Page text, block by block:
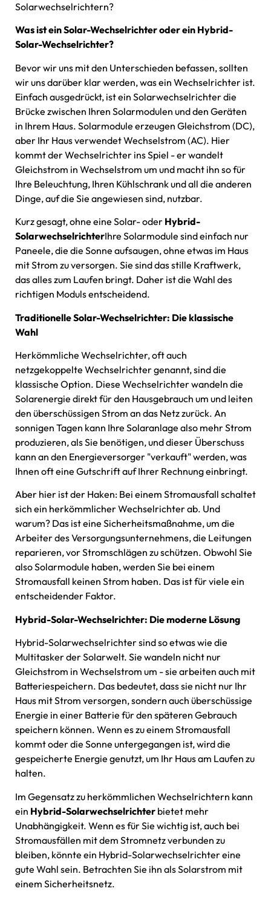
Solarwechselrichtern?
Was ist ein Solar-Wechselrichter oder ein Hybrid-
Solar-Wechselrichter?
Bevor wir uns mit den Unterschieden befassen, sollten
wir uns darüber klar werden, was ein Wechselrichter ist.
Einfach ausgedrückt, ist ein Solarwechselrichter die
Brücke zwischen Ihren Solarmodulen und den Geräten
in Ihrem Haus. Solarmodule erzeugen Gleichstrom (DC),
aber Ihr Haus verwendet Wechselstrom (AC). Hier
kommt der Wechselrichter ins Spiel - er wandelt
Gleichstrom in Wechselstrom um und macht ihn so für
Ihre Beleuchtung, Ihren Kühlschrank und all die anderen
Dinge, auf die Sie angewiesen sind, nutzbar.
Kurz gesagt, ohne eine Solar- oder Hybrid-
SolarwechselrichterIhre Solarmodule sind einfach nur
Paneele, die die Sonne aufsaugen, ohne etwas im Haus
mit Strom zu versorgen. Sie sind das stille Kraftwerk,
das alles zum Laufen bringt. Daher ist die Wahl des
richtigen Moduls entscheidend.
Traditionelle Solar-Wechselrichter: Die klassische
Wahl
Herkömmliche Wechselrichter, oft auch
netzgekoppelte Wechselrichter genannt, sind die
klassische Option. Diese Wechselrichter wandeln die
Solarenergie direkt für den Hausgebrauch um und leiten
den überschüssigen Strom an das Netz zurück. An
sonnigen Tagen kann Ihre Solaranlage also mehr Strom
produzieren, als Sie benötigen, und dieser Überschuss
kann an den Energieversorger "verkauft" werden, was
Ihnen oft eine Gutschrift auf Ihrer Rechnung einbringt.
Aber hier ist der Haken: Bei einem Stromausfall schaltet
sich ein herkömmlicher Wechselrichter ab. Und
warum? Das ist eine Sicherheitsmaßnahme, um die
Arbeiter des Versorgungsunternehmens, die Leitungen
reparieren, vor Stromschlägen zu schützen. Obwohl Sie
also Solarmodule haben, werden Sie bei einem
Stromausfall keinen Strom haben. Das ist für viele ein
entscheidender Faktor.
Hybrid-Solar-Wechselrichter: Die moderne Lösung
Hybrid-Solarwechselrichter sind so etwas wie die
Multitasker der Solarwelt. Sie wandeln nicht nur
Gleichstrom in Wechselstrom um - sie arbeiten auch mit
Batteriespeichern. Das bedeutet, dass sie nicht nur Ihr
Haus mit Strom versorgen, sondern auch überschüssige
Energie in einer Batterie für den späteren Gebrauch
speichern können. Wenn es zu einem Stromausfall
kommt oder die Sonne untergegangen ist, wird die
gespeicherte Energie genutzt, um Ihr Haus am Laufen zu
halten.
Im Gegensatz zu herkömmlichen Wechselrichtern kann
ein Hybrid-Solarwechselrichter bietet mehr
Unabhängigkeit. Wenn es für Sie wichtig ist, auch bei
Stromausfällen mit dem Stromnetz verbunden zu
bleiben, könnte ein Hybrid-Solarwechselrichter eine
gute Wahl sein. Betrachten Sie ihn als Solarstrom mit
einem Sicherheitsnetz.